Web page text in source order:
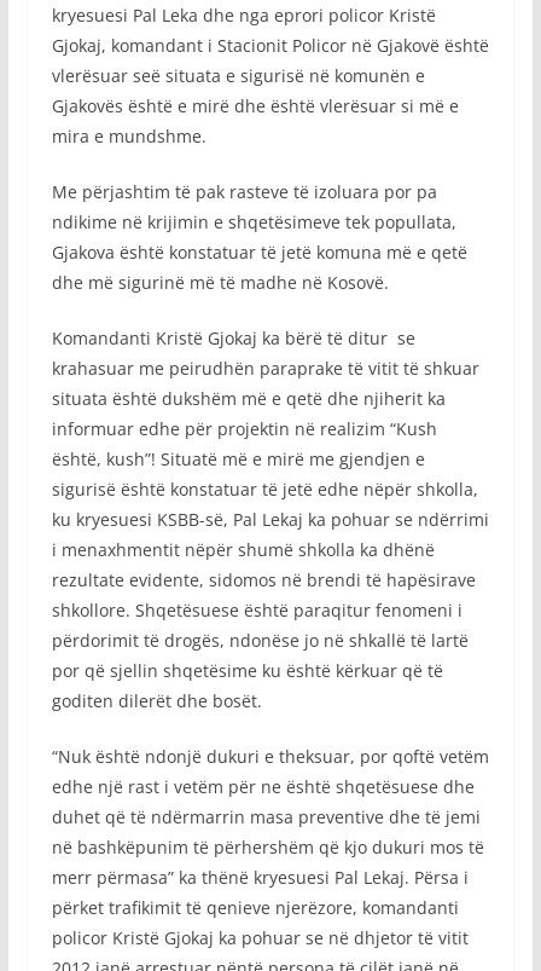
kryesuesi Pal Leka dhe nga eprori policor Kristë
Gjokaj, komandant i Stacionit Policor në Gjakovë është
vlerësuar seë situata e sigurisë në komunën e
Gjakovës është e mirë dhe është vlerësuar si më e
mira e mundshme.
Me përjashtim të pak rasteve të izoluara por pa
ndikime në krijimin e shqetësimeve tek popullata,
Gjakova është konstatuar të jetë komuna më e qetë
dhe më sigurinë më të madhe në Kosovë.
Komandanti Kristë Gjokaj ka bërë të ditur se
krahasuar me peirudhën paraprake të vitit të shkuar
situata është dukshëm më e qetë dhe njiherit ka
informuar edhe për projektin në realizim “Kush
është, kush”! Situatë më e mirë me gjendjen e
sigurisë është konstatuar të jetë edhe nëpër shkolla,
ku kryesuesi KSBB-së, Pal Lekaj ka pohuar se ndërrimi
i menaxhmentit nëpër shumë shkolla ka dhënë
rezultate evidente, sidomos në brendi të hapësirave
shkollore. Shqetësuese është paraqitur fenomeni i
përdorimit të drogës, ndonëse jo në shkallë të lartë
por që sjellin shqetësime ku është kërkuar që të
goditen dilerët dhe bosët.
“Nuk është ndonjë dukuri e theksuar, por qoftë vetëm
edhe një rast i vetëm për ne është shqetësuese dhe
duhet që të ndërmarrin masa preventive dhe të jemi
në bashkëpunim të përhershëm që kjo dukuri mos të
merr përmasa” ka thënë kryesuesi Pal Lekaj. Përsa i
përket trafikimit të qenieve njerëzore, komandanti
policor Kristë Gjokaj ka pohuar se në dhjetor të vitit